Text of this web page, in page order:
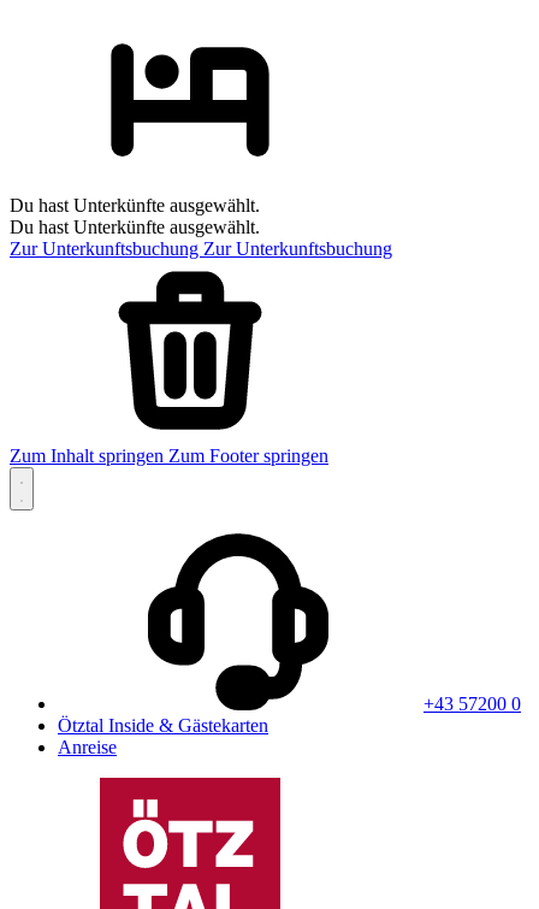
Du hast Unterkünfte ausgewählt.
Du hast Unterkünfte ausgewählt.
Zur Unterkunftsbuchung Zur Unterkunftsbuchung
Zum Inhalt springen Zum Footer springen
+43 57200 0
Ötztal Inside & Gästekarten
Anreise